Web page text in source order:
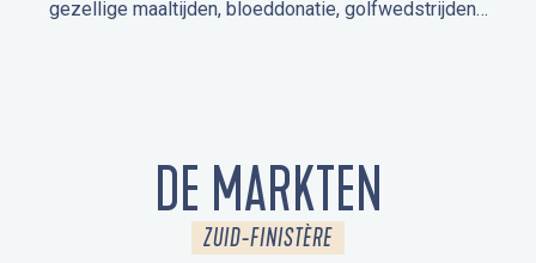
gezellige maaltijden, bloeddonatie, golfwedstrijden…
DE MARKTEN
ZUID-FINISTÈRE